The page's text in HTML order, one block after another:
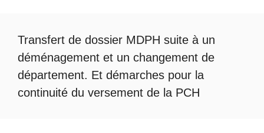
Transfert de dossier MDPH suite à un
déménagement et un changement de
département. Et démarches pour la
continuité du versement de la PCH